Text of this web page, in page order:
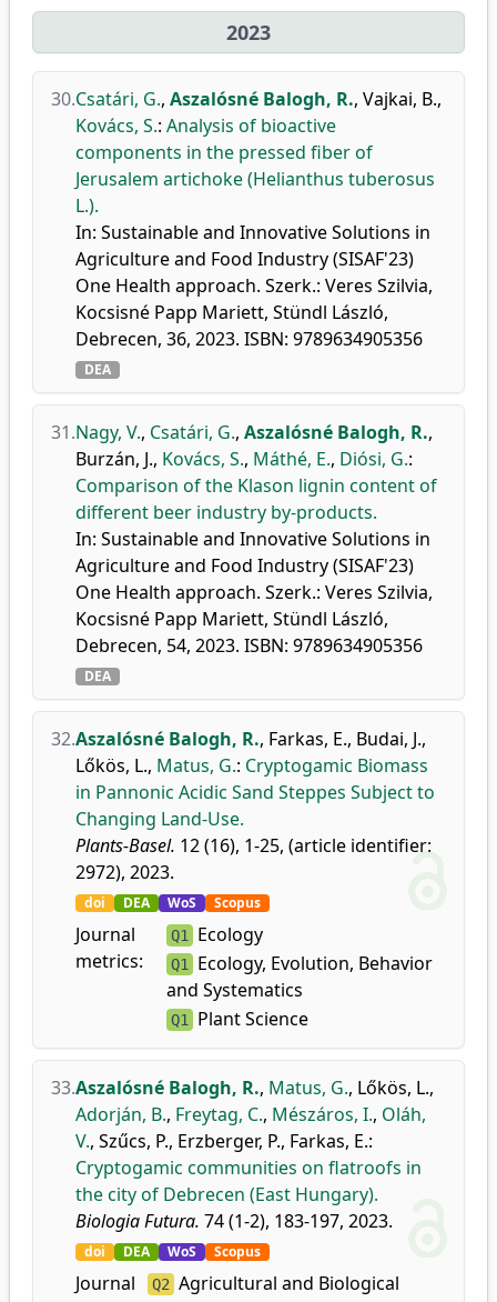
2023
30.Csatári, G., Aszalósné Balogh, R., Vajkai, B.,
Kovács, S.: Analysis of bioactive
components in the pressed fiber of
Jerusalem artichoke (Helianthus tuberosus
L.).
In: Sustainable and Innovative Solutions in
Agriculture and Food Industry (SISAF'23)
One Health approach. Szerk.: Veres Szilvia,
Kocsisné Papp Mariett, Stündl László,
Debrecen, 36, 2023. ISBN: 9789634905356
DEA
31.Nagy, V., Csatári, G., Aszalósné Balogh, R.,
Burzán, J., Kovács, S., Máthé, E., Diósi, G.:
Comparison of the Klason lignin content of
different beer industry by-products.
In: Sustainable and Innovative Solutions in
Agriculture and Food Industry (SISAF'23)
One Health approach. Szerk.: Veres Szilvia,
Kocsisné Papp Mariett, Stündl László,
Debrecen, 54, 2023. ISBN: 9789634905356
DEA
32.Aszalósné Balogh, R., Farkas, E., Budai, J.,
Lőkös, L., Matus, G.: Cryptogamic Biomass
in Pannonic Acidic Sand Steppes Subject to
Changing Land-Use.
Plants-Basel. 12 (16), 1-25, (article identifier:
2972), 2023.
doi DEA WoS Scopus
Journal
metrics:
Q1 Ecology
Q1 Ecology, Evolution, Behavior
and Systematics
Q1 Plant Science
33.Aszalósné Balogh, R., Matus, G., Lőkös, L.,
Adorján, B., Freytag, C., Mészáros, I., Oláh,
V., Szűcs, P., Erzberger, P., Farkas, E.:
Cryptogamic communities on flatroofs in
the city of Debrecen (East Hungary).
Biologia Futura. 74 (1-2), 183-197, 2023.
doi DEA WoS Scopus
Journal
Q2 Agricultural and Biological